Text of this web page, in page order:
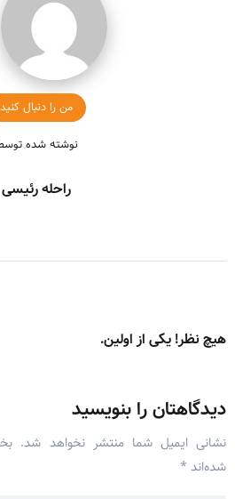
من را دنبال کنید
نوشته شده
راحله رئیسی
هیچ نظر! یکی از اولین.
دیدگاهتان را بنویسید
نشانی ایمیل شما منتشر نخواهد شد.
شده‌اند *